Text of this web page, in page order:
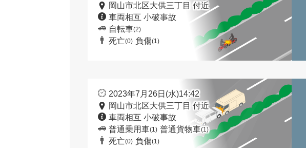
岡山市北区大供三丁目 付近
車両相互 小破事故
自転車(2)
死亡(0) 負傷(1)
2023年7月26日(水)14:42
岡山市北区大供三丁目 付近
車両相互 小破事故
普通乗用車(1) 普通貨物車(1)
死亡(0) 負傷(1)